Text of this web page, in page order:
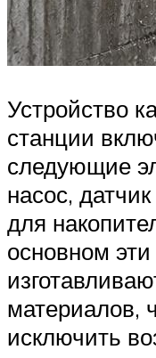
Устройство
станции
следующие
насос,
для
основном
материалов,
исключить